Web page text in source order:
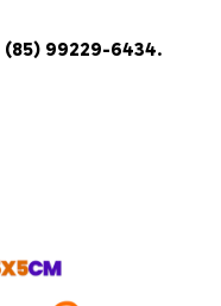
(85) 99229-6434.